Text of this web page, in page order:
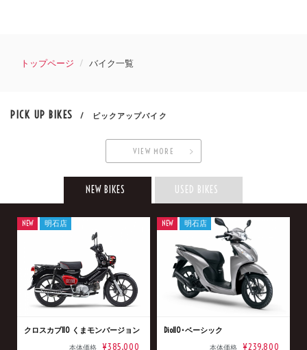
トップページ バイク一覧
PICK UP BIKES / ピックアップバイク
VIEW MORE
NEW BIKES USED BIKES
クロスカブ110 くまモンバージョン
本体価格 ¥385,000
NEW 明石店
Dio110･ベーシック
本体価格 ¥239,800
NEW 明石店